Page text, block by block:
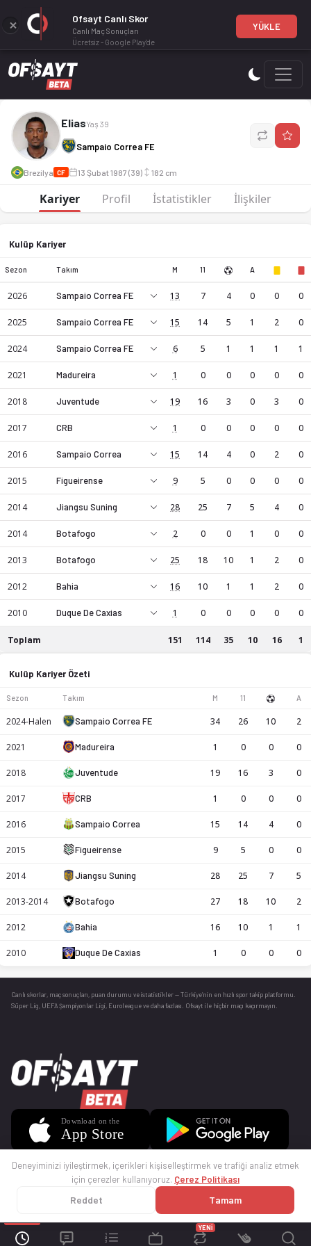
Elias, CF mevkiinde profesyonel bir futbol oyuncusudur.
YENİ
Elias, CF mevkiinde profesyonel bir futbol oyuncusudur.
EliasYaş 39
Sampaio Correa FE
Brezilya CF 13 Şubat 1987 (39) 182 cm
Kariyer Profil İstatistikler İlişkiler
Kulüp Kariyer
Sezon Takım M 11 A
2026 Sampaio Correa FE 13 7 4 0 0 0
2025 Sampaio Correa FE 15 14 5 1 2 0
2024 Sampaio Correa FE 6 5 1 1 1 1
2021 Madureira 1 0 0 0 0 0
2018 Juventude 19 16 3 0 3 0
2017 CRB 1 0 0 0 0 0
2016 Sampaio Correa 15 14 4 0 2 0
2015 Figueirense 9 5 0 0 0 0
2014 Jiangsu Suning 28 25 7 5 4 0
2014 Botafogo 2 0 0 1 0 0
2013 Botafogo 25 18 10 1 2 0
2012 Bahia 16 10 1 1 2 0
2010 Duque De Caxias 1 0 0 0 0 0
Toplam 151 114 35 10 16 1
Kulüp Kariyer Özeti
Sezon Takım M 11 A
2024-Halen Sampaio Correa FE 34 26 10 2
2021 Madureira 1 0 0 0
2018 Juventude 19 16 3 0
2017 CRB 1 0 0 0
2016 Sampaio Correa 15 14 4 0
2015 Figueirense 9 5 0 0
2014 Jiangsu Suning 28 25 7 5
2013-2014 Botafogo 27 18 10 2
2012 Bahia 16 10 1 1
2010 Duque De Caxias 1 0 0 0
Canlı skorlar , maç sonuçları, puan durumu ve istatistikler — Türkiye’nin en hızlı spor takip platformu.
Süper Lig, UEFA Şampiyonlar Ligi, Euroleague ve daha fazlası. Ofsayt ile hiçbir maçı kaçırmayın.
© 2025 Ofsayt
Deneyiminizi iyileştirmek, içerikleri kişiselleştirmek ve trafiği analiz etmek
için çerezler kullanıyoruz. Çerez Politikası
Reddet Tamam
Ofsayt Canlı Skor
Canlı Maç Sonuçları
Ücretsiz - Google Play'de
YÜKLE